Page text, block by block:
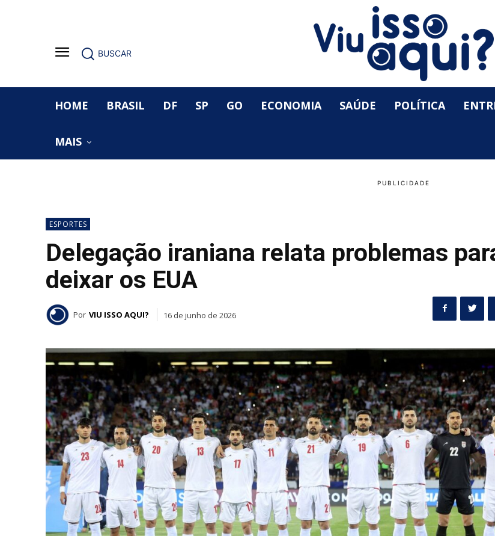
BUSCAR
HOME BRASIL DF SP GO ECONOMIA SAÚDE POLÍTICA
MAIS
ESPORTES
Delegação iraniana relata problemas
deixar os EUA
Por VIU ISSO AQUI? 16 de junho de 2026